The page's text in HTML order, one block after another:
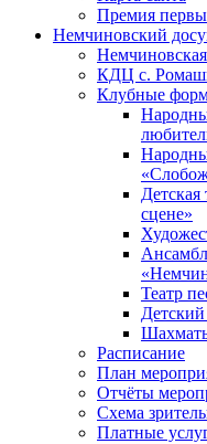
Премия
Немчиновский
КДЦ с.
Клубные
Детская
сцене»
Театр
Расписание
План
Отчёты
Схема
Платные